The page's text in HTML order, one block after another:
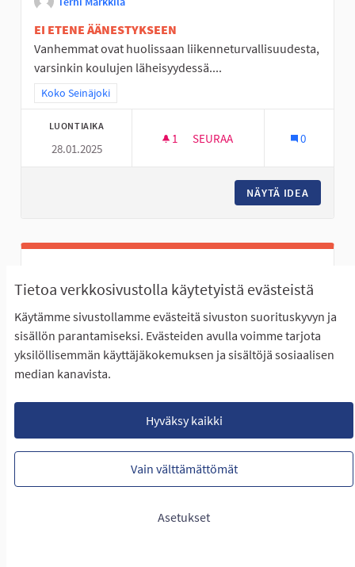
Tietoa verkkosivustolla käytetyistä evästeistä
Käytämme sivustollamme evästeitä sivuston suorituskyvyn ja
sisällön parantamiseksi. Evästeiden avulla voimme tarjota
yksilöllisemmän käyttäjäkokemuksen ja sisältöjä sosiaalisen
median kanavista.
Hyväksy kaikki
Vain välttämättömät
Asetukset
EI ETENE ÄÄNESTYKSEEN
Vanhemmat ovat huolissaan liikenneturvallisuudesta,
varsinkin koulujen läheisyydessä....
Rajaa tulokset teeman mukaan: Koko Seinäjoki
Koko Seinäjoki
LUONTIAIKA
28.01.2025
1 1 SEURAAJA
SEURAA 0
NÄYTÄ IDEA
Teuvo Kivimäki
EI ETENE ÄÄNESTYKSEEN
Kyrkösjärven uimarannalta (Käpälikkö) lähtevä
retkiluistelu reitti Kyrkösjärven jäälle.
NÄYTÄ IDEA